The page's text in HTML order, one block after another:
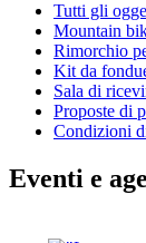
Tutti gli
Mountain
Rimorchio
Kit da
Sala di
Proposte di
Condizioni
Eventi e